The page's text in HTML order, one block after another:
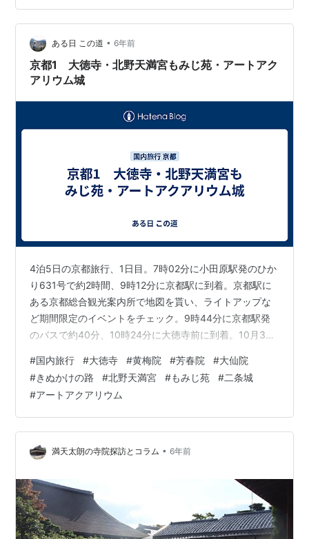
死は理不尽なもので、残された者には何ら為す術がない
のである。今は、菩提寺（北鎌倉「円覚寺」黄梅院）に
眠る柴田徳文先生を偲び、静かに追悼するのみである。
人は往々にしてそうであると思うが、小生と徳文先生と
の50年近い交流にお…
ある日 この道 • 6年前
京都1 大徳寺・北野天満宮もみじ苑・アートアク
アリウム城
4泊5日の京都旅行、1日目。7時02分に小田原駅発のひか
り631号で約2時間、9時12分に京都駅に到着。京都駅に
ある京都総合観光案内所で地図を貰い、ライトアップな
ど期間限定のイベントをチェック。9時44分に京都駅発
のバスで約40分、10時24分に大徳寺前に到着。10月3日
織田信長が初めて上洛した際に父・信秀の追善菩提のた
めに黄梅庵を建立したことに始まり、本能寺の変後は豊
臣秀吉が徐々に増築し、黄梅院と改めた。千利休が作庭
した直中庭には秀吉の軍旗・瓢箪を象った空池があり、
他にも小早川隆景、加藤清正、蒲生氏郷などにゆかりの
あるお寺。瓢箪池に落ちた…
#国内旅行 #大徳寺 #黄梅院 #芳春院 #大仙院
#きぬかけの路 #北野天満宮 #もみじ苑 #二条城
#アートアクアリウム
満天太朗の寺院探訪とコラム • 6年前